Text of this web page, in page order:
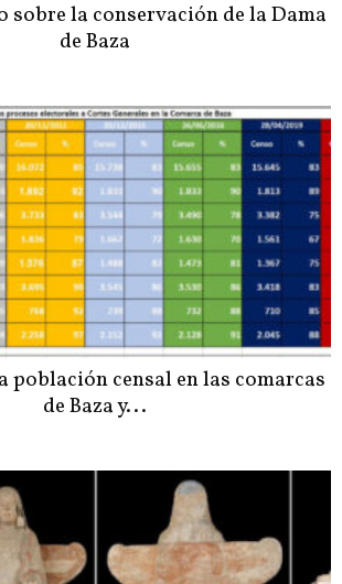
sobre la conservación de la Dama
de Baza
población censal en las comarcas
de Baza y...